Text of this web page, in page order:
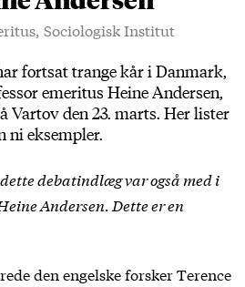
Sociologisk Institut
fortsat trange kår i Danmark,
emeritus Heine Andersen,
Vartov den 23. marts. Her lister
ni eksempler.
debatindlæg var også med i
Andersen . Dette er en
den engelske forsker Terence